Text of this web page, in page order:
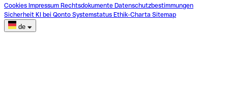
Cookies Impressum Rechtsdokumente Datenschutzbestimmungen
Sicherheit KI bei Qonto Systemstatus Ethik-Charta Sitemap
de